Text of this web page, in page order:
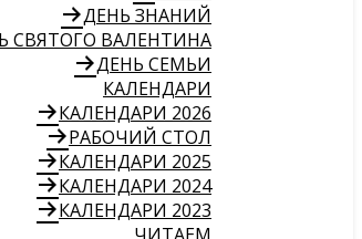
ДЕНЬ ЗНАНИЙ
СВЯТОГО ВАЛЕНТИНА
ДЕНЬ СЕМЬИ
КАЛЕНДАРИ
КАЛЕНДАРИ 2026
РАБОЧИЙ СТОЛ
КАЛЕНДАРИ 2025
КАЛЕНДАРИ 2024
КАЛЕНДАРИ 2023